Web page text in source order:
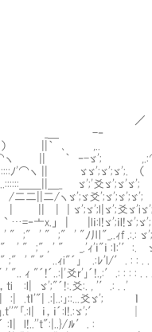
. .:ﾉ
'⌒ヽ "||
ﾉ ／ || '⌒
-‐ || （
||｀ ､ ,.. ||⌒
‐-ゞ'; ,.:⌒||､
ゞ';ゞ';ゞ';. （ ....:||
_ ゞ';'爻ゞ';ゞ'ゞ'; ||
';ゞ爻';ゞ';ゞ';ゞ'; ||,.
';爻ゞ'iゞ'; ||ゞ';..
| |lｉ:l!ゞ';ｉl!ゞ';ゞ';ゞ'{;';,
' "ﾉ川"_..ｨf .:.: ゞ';.ゞ_
ｨ'ｉ"ｉ :ｌ:'′:. ゞ';|＼
" ..ｨi"´｣ .:ﾚ'l/′. : : . .
"´!´..:|'爻r'｣´!.,:′.: : : : . .
ti :l| ゞ';"´!:.爻:. , '′.: .
:| .tｌ'"| .:|..:｣::...爻ゞ';
｢.:l| ｉ，ｉ´:l!.:ゞ
_..:'!´ :ｌ| l!..''t":|..}/